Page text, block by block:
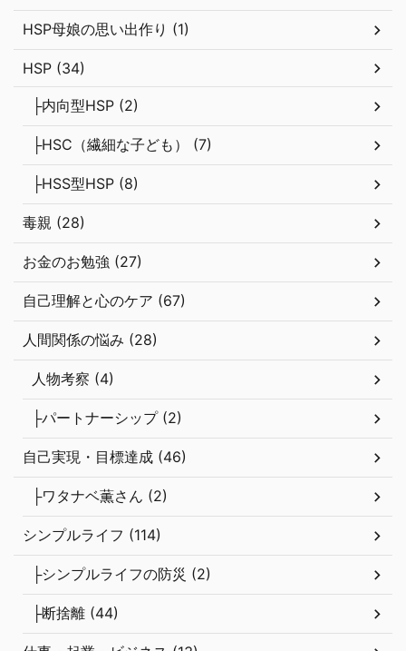
HSP母娘の思い出作り (1)
HSP (34)
├内向型HSP (2)
├HSC（繊細な子ども） (7)
├HSS型HSP (8)
毒親 (28)
お金のお勉強 (27)
自己理解と心のケア (67)
人間関係の悩み (28)
人物考察 (4)
├パートナーシップ (2)
自己実現・目標達成 (46)
├ワタナベ薫さん (2)
シンプルライフ (114)
├シンプルライフの防災 (2)
├断捨離 (44)